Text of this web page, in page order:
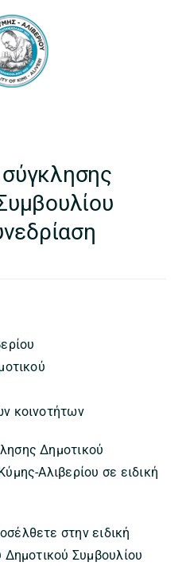
κοινοτήτων
Δημοτικού
Αλιβερίου σε ειδική
στην ειδική
Δημοτικού Συμβουλίου